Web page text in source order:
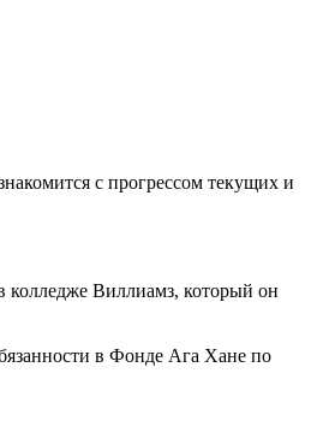
с прогрессом текущих и
Виллиамз, который он
в Фонде Ага Хане по